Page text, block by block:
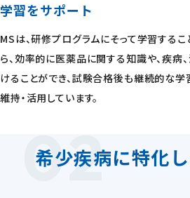
学習をサポート
MSは、研修プログラムにそって学習する
ら、効率的に医薬品に関する知識や、疾病
けることができ、試験合格後も継続的な学
維持・活用しています。
02
希少疾病に特化